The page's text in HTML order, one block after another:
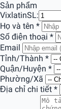
Sản phẩm
VixlatinSL:
Họ và tên *
Số điện thoại *
Email
Tỉnh/Thành *
Quận/Huyện *
Phường/Xã
Địa chỉ chi tiết *